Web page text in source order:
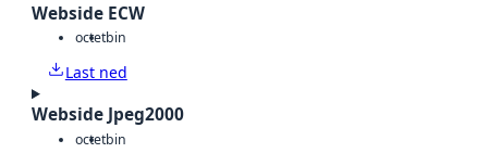
Webside ECW
octetbin
Last ned
Webside Jpeg2000
octetbin